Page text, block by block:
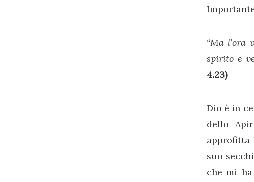
“Ma
spirito e
4.23)
Dio è in
dello
approfitta
suo
che mi